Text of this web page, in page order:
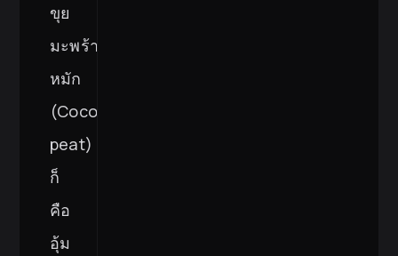
ขุย
มะพร้าว
หมัก
(Coco
peat)
ก็
คือ
อุ้ม